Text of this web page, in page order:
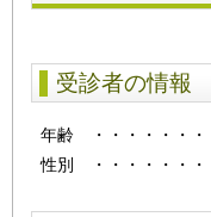
受診者の情報
年齢 ・・・・・・・
性別
・・・・・・・